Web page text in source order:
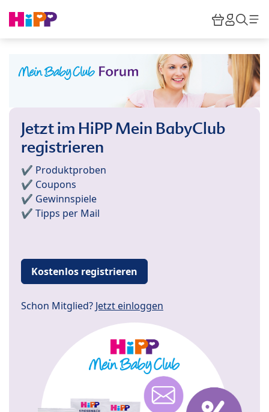
HiPP
Jetzt im HiPP Mein BabyClub
registrieren
✔️ Produktproben
✔️ Coupons
✔️ Gewinnspiele
✔️ Tipps per Mail
Kostenlos registrieren
Schon Mitglied? Jetzt einloggen